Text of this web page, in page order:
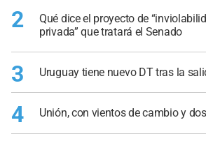
2
Qué dice el proyecto de
privada” que tratará el Senado
3 Uruguay tiene nuevo DT tras la
4 Unión, con vientos de cambio y